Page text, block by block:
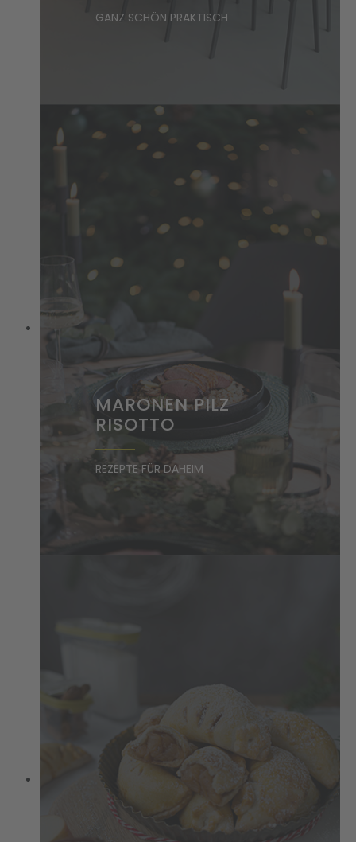
GANZ SCHÖN PRAKTISCH
MARONEN PILZ
RISOTTO
REZEPTE FÜR DAHEIM